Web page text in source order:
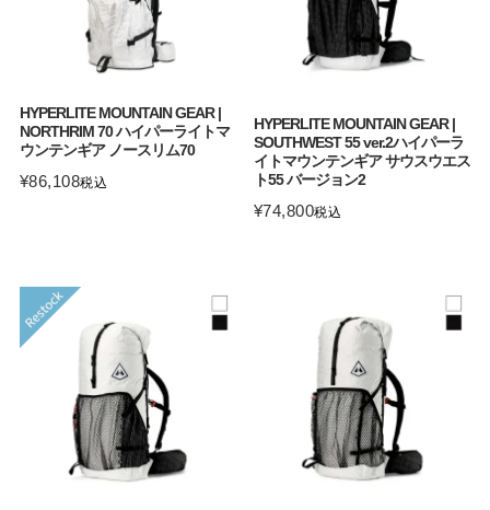
HYPERLITE MOUNTAIN GEAR |
NORTHRIM 70 ハイパーライトマ
ウンテンギア ノースリム70
¥86,108税込
HYPERLITE MOUNTAIN GEAR |
SOUTHWEST 55 ver.2ハイパーラ
イトマウンテンギア サウスウエス
ト55 バージョン2
¥74,800税込